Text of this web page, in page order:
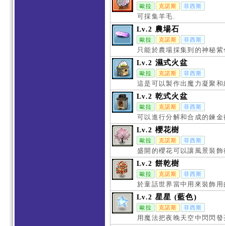
歐拉 克諾斯 菲西斯
可採集羊毛.
Lv.2 農場石
歐拉 克諾斯 菲西斯
只能於農場採集到的神秘
Lv.2 濕式火盆
歐拉 克諾斯 菲西斯
這是可以製作出魔力凝聚
Lv.2 乾式火盆
歐拉 克諾斯 菲西斯
可以進行分解和合成的鍊
Lv.2 櫻花樹
歐拉 克諾斯 菲西斯
盛開的櫻花可以讓風景裝
Lv.2 餅乾樹
歐拉 克諾斯 菲西斯
於童話世界當中用來裝飾
Lv.2 星星 (藍色)
歐拉 克諾斯 菲西斯
用魔法把夜晚天空中閃閃